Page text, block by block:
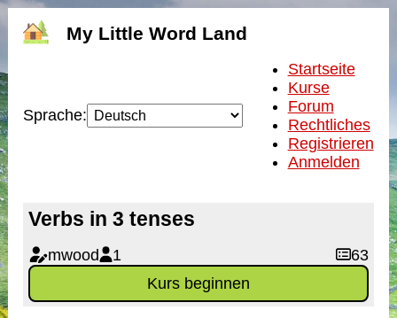
My Little Word Land
Sprache:
Startseite
Kurse
Forum
Rechtliches
Registrieren
Anmelden
Verbs in 3 tenses
mwood 1
63
Kurs beginnen